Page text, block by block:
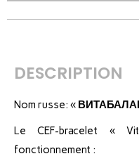
DESCRIPTION
Nom russe: «
Le CEF-bracelet «
fonctionnement :